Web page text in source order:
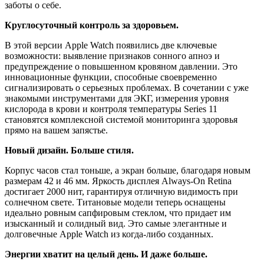
заботы о себе.
Круглосуточный контроль за здоровьем.
В этой версии Apple Watch появились две ключевые
возможности: выявление признаков сонного апноэ и
предупреждение о повышенном кровяном давлении. Это
инновационные функции, способные своевременно
сигнализировать о серьезных проблемах. В сочетании с уже
знакомыми инструментами для ЭКГ, измерения уровня
кислорода в крови и контроля температуры Series 11
становятся комплексной системой мониторинга здоровья
прямо на вашем запястье.
Новый дизайн. Больше стиля.
Корпус часов стал тоньше, а экран больше, благодаря новым
размерам 42 и 46 мм. Яркость дисплея Always-On Retina
достигает 2000 нит, гарантируя отличную видимость при
солнечном свете. Титановые модели теперь оснащены
идеально ровным сапфировым стеклом, что придает им
изысканный и солидный вид. Это самые элегантные и
долговечные Apple Watch из когда-либо созданных.
Энергии хватит на целый день. И даже больше.